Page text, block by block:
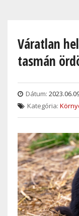
contentVáratlan
tasmán
Dátum:
Kategória: